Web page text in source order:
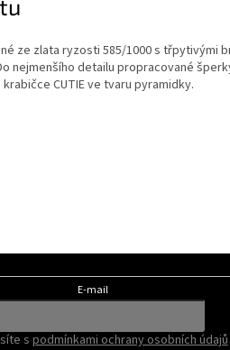
ze zlata ryzosti 585/1000 s třpytivými
nejmenšího detailu propracované
CUTIE ve tvaru pyramidky.
E-mail
s podmínkami ochrany osobních údajů